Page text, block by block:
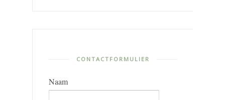
CONTACTFORMULIER
Naam